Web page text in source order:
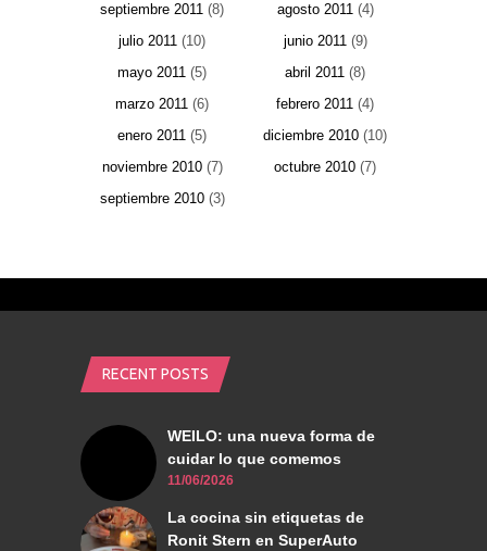
septiembre 2011 (8) agosto 2011(4)
julio 2011 (10) junio 2011(9)
mayo 2011 (5) abril 2011 (8)
marzo 2011 (6) febrero 2011 (4)
enero 2011 (5) diciembre 2010 (10)
noviembre 2010(7) octubre 2010 (7)
septiembre 2010(3)
RECENT POSTS
WEILO: una nueva forma de
cuidar lo que comemos
11/06/2026
La cocina sin etiquetas de
Ronit Stern en SuperAuto